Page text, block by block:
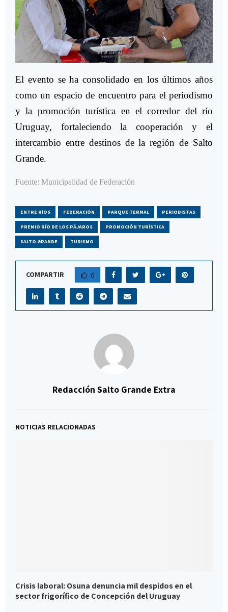
El evento se ha consolidado en los últimos años
como un espacio de encuentro para el periodismo
y la promoción turística en el corredor del río
Uruguay, fortaleciendo la cooperación y el
intercambio entre destinos de la región de Salto
Grande.
Fuente: Municipalidad de Federación
ENTRE RÍOS FEDERACIÓN PARQUE TERMAL PERIODISTAS
PREMIO RÍO DE LOS PÁJAROS PROMOCIÓN TURÍSTICA
SALTO GRANDE TURISMO
COMPARTIR 0
Redacción Salto Grande Extra
NOTICIAS RELACIONADAS
Crisis laboral: Osuna denuncia mil despidos en el
sector frigorífico de Concepción del Uruguay